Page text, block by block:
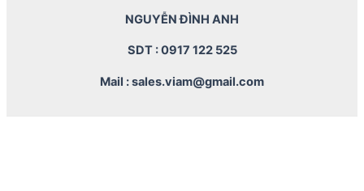
NGUYỄN ĐÌNH ANH
SDT : 0917 122 525
Mail : sales.viam@gmail.com